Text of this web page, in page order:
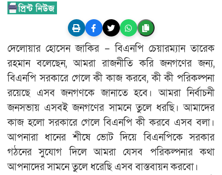
দেলোয়ার হোসেন জাকির – বিএনপি চেয়ারম্যান তারেক
রহমান বলেছেন, আমরা রাজনীতি করি জনগণের জন্য,
বিএনপি সরকারে গেলে কী কাজ করবে, কী কী পরিকল্পনা
রয়েছে এসব জনগণকে জানাতে হবে। আমরা নির্বাচনী
জনসভায় এসবই জনগণের সামনে তুলে ধরছি। আমাদের
কাজ হলো সরকারে গেলে বিএনপি কী করবে এসব বলা।
আপনারা ধানের শীষে ভোট দিয়ে বিএনপিকে সরকার
গঠনের সুযোগ দিলে আমরা যেসব পরিকল্পনার কথা
আপনাদের সামনে তুলে ধরেছি এসব বাস্তবায়ন করবো।